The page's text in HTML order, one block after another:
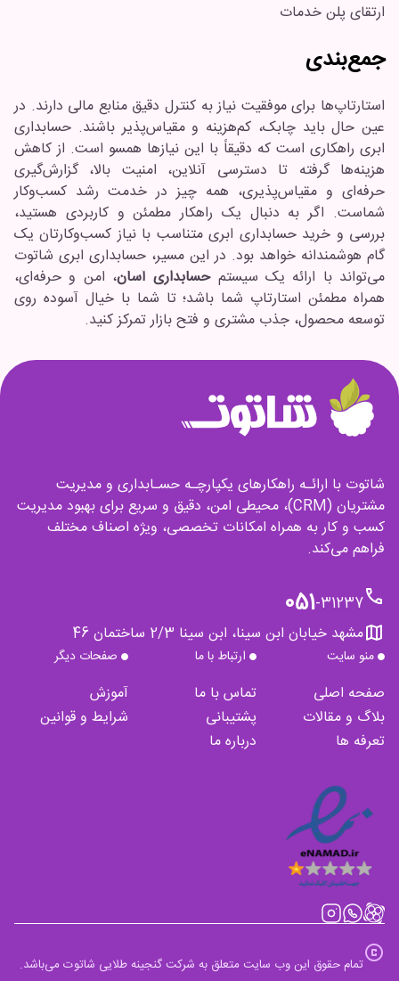
ارتقای پلن خدمات
جمع‌بندی
استارتاپ‌ها برای موفقیت نیاز به کنترل دقیق منابع مالی دارند. در
عین حال باید چابک، کم‌هزینه و مقیاس‌پذیر باشند. حسابداری
ابری راهکاری است که دقیقاً با این نیازها همسو است. از کاهش
هزینه‌ها گرفته تا دسترسی آنلاین، امنیت بالا، گزارش‌گیری
حرفه‌ای و مقیاس‌پذیری، همه چیز در خدمت رشد کسب‌وکار
شماست. اگر به دنبال یک راهکار مطمئن و کاربردی هستید،
بررسی و خرید حسابداری ابری متناسب با نیاز کسب‌وکارتان یک
گام هوشمندانه خواهد بود. در این مسیر، حسابداری ابری شاتوت
می‌تواند با ارائه یک سیستمحسابداری آسان، امن و حرفه‌ای،
همراه مطمئن استارتاپ شما باشد؛ تا شما با خیال آسوده روی
توسعه محصول، جذب مشتری و فتح بازار تمرکز کنید.
شاتوت با ارائـه راهکارهای یکپارچـه حسـابداری و مدیریت
مشتریان (CRM)، محیطی امن، دقیق و سریع برای بهبود مدیریت
کسب و کار به همراه امکانات تخصصی، ویژه اصناف مختلف
فراهم می‌کند.
phone
31237
-
051
mapمشهد خیابان ابن سینا، ابن سینا 2/3 ساختمان 46
منو سایت
صفحه اصلی
بلاگ و مقالات
تعرفه ها
ارتباط با ما
تماس با ما
پشتیبانی
درباره ما
صفحات دیگر
آموزش
شرایط و قوانین
copyrightتمام حقوق این وب سایت متعلق به شرکت گنجینه طلایی شاتوت می‌باشد.